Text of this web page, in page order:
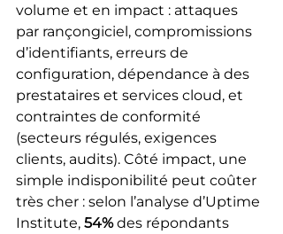
volume et en impact : attaques
par rançongiciel, compromissions
d’identifiants, erreurs de
configuration, dépendance à des
prestataires et services cloud, et
contraintes de conformité
(secteurs régulés, exigences
clients, audits). Côté impact, une
simple indisponibilité peut coûter
très cher : selon l’analyse d’Uptime
Institute, 54% des répondants